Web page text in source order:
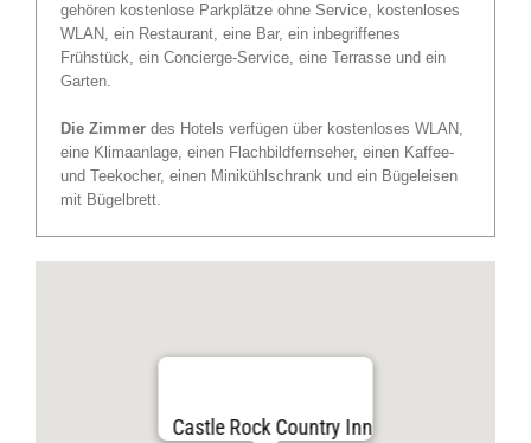
gehören kostenlose Parkplätze ohne Service, kostenloses
WLAN, ein Restaurant, eine Bar, ein inbegriffenes
Frühstück, ein Concierge-Service, eine Terrasse und ein
Garten.
Die Zimmer des Hotels verfügen über kostenloses WLAN,
eine Klimaanlage, einen Flachbildfernseher, einen Kaffee-
und Teekocher, einen Minikühlschrank und ein Bügeleisen
mit Bügelbrett.
Castle Rock Country Inn